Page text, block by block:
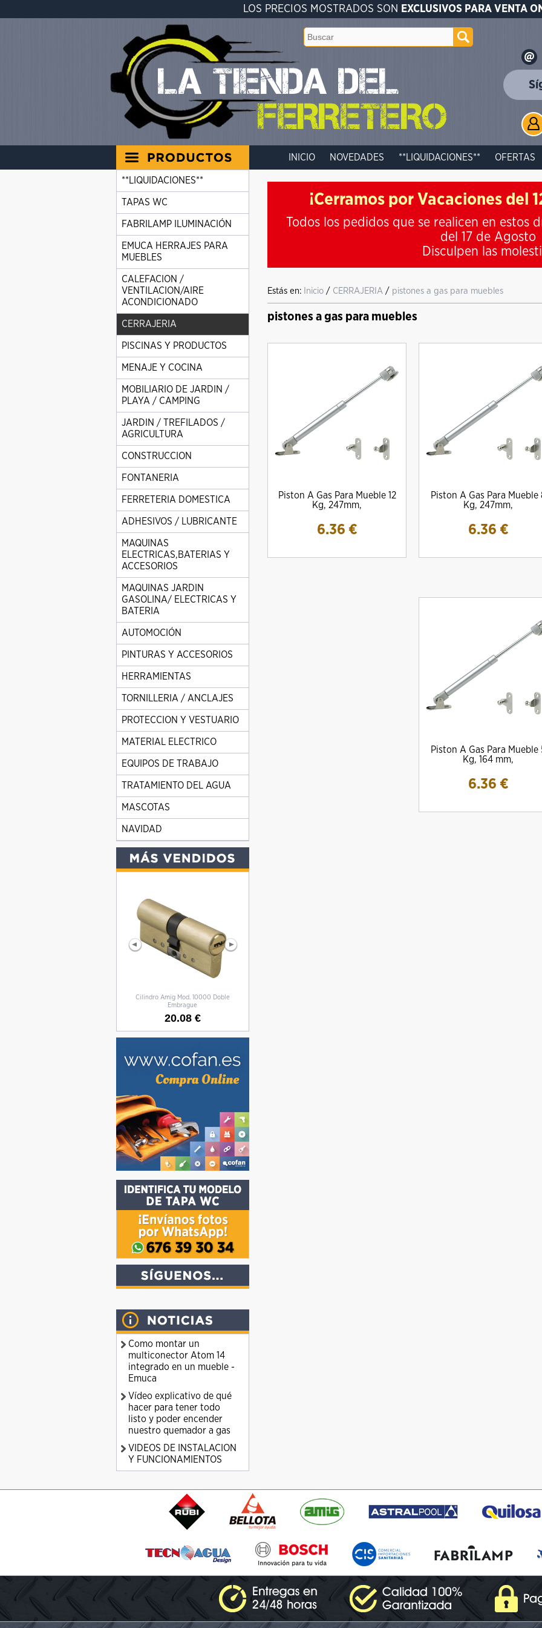
LOS PRECIOS MOSTRADOS SON EXCLUSIVOS PARA VENTA
INICIO NOVEDADES **LIQUIDACIONES** OFERTAS
**LIQUIDACIONES**
TAPAS WC
FABRILAMP ILUMINACIÓN
EMUCA HERRAJES PARA
MUEBLES
CALEFACION /
VENTILACION/AIRE
ACONDICIONADO
CERRAJERIA
PISCINAS Y PRODUCTOS
MENAJE Y COCINA
MOBILIARIO DE JARDIN /
PLAYA / CAMPING
JARDIN / TREFILADOS /
AGRICULTURA
CONSTRUCCION
FONTANERIA
FERRETERIA DOMESTICA
ADHESIVOS / LUBRICANTE
MAQUINAS
ELECTRICAS,BATERIAS Y
ACCESORIOS
MAQUINAS JARDIN
GASOLINA/ ELECTRICAS Y
BATERIA
AUTOMOCIÓN
PINTURAS Y ACCESORIOS
HERRAMIENTAS
TORNILLERIA / ANCLAJES
PROTECCION Y VESTUARIO
MATERIAL ELECTRICO
EQUIPOS DE TRABAJO
TRATAMIENTO DEL AGUA
MASCOTAS
NAVIDAD
Cilindro Amig Mod. 10000 Doble
Embrague
20.08 €
Como montar un
multiconector Atom 14
integrado en un mueble -
Emuca
Vídeo explicativo de qué
hacer para tener todo
listo y poder encender
nuestro quemador a gas
VIDEOS DE INSTALACION
Y FUNCIONAMIENTOS
¡Cerramos por Vacaciones del
Todos los pedidos que se realicen en estos
del 17 de Agosto
Disculpen las
Estás en: Inicio / CERRAJERIA / pistones a gas para muebles
pistones a gas para muebles
Piston A Gas Para Mueble 12
Kg, 247mm,
6.36 €
Piston A Gas Para Mueble
Kg, 247mm,
6.36 €
Piston A Gas Para Mueble
Kg, 164 mm,
6.36 €